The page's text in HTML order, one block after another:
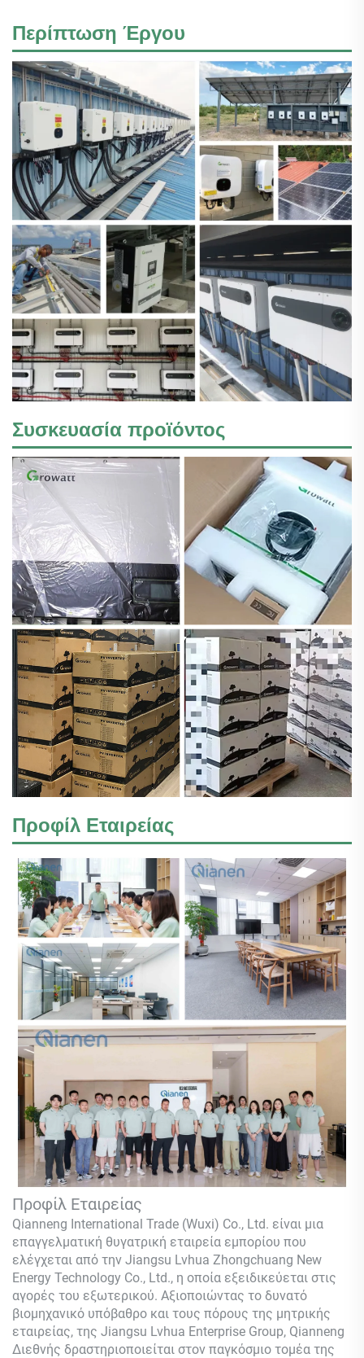
Περίπτωση Έργου
Συσκευασία προϊόντος
Προφίλ Εταιρείας
Προφίλ Εταιρείας
Qianneng International Trade (Wuxi) Co., Ltd. είναι μια
επαγγελματική θυγατρική εταιρεία εμπορίου που
ελέγχεται από την Jiangsu Lvhua Zhongchuang New
Energy Technology Co., Ltd., η οποία εξειδικεύεται στις
αγορές του εξωτερικού. Αξιοποιώντας το δυνατό
βιομηχανικό υπόβαθρο και τους πόρους της μητρικής
εταιρείας, της Jiangsu Lvhua Enterprise Group, Qianneng
Διεθνής δραστηριοποιείται στον παγκόσμιο τομέα της